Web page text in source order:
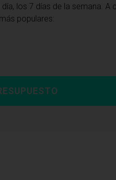
los 7 días de la semana.
populares: